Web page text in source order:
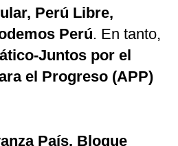
Perú Libre,
Perú. En tanto,
Juntos por el
el Progreso (APP)
País, Bloque